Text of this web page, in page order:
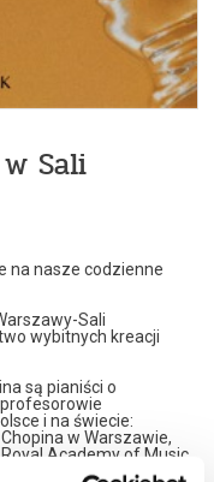
Sali
na nasze codzienne
Sali
wybitnych kreacji
są pianiści o
i na świecie:
w Warszawie,
Academy of Music,
Conservatoire de